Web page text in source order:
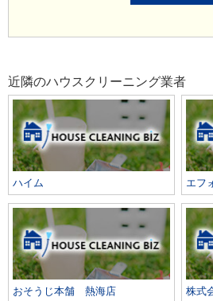
近隣のハウスクリーニング業者
ハイム エフ
おそうじ本舗 熱海店 株式